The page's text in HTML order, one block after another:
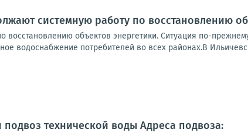
системную работу по восстановлению
объектов энергетики. Ситуация по-
водоснабжение потребителей во всех районах.В
технической воды Адреса подвоза: